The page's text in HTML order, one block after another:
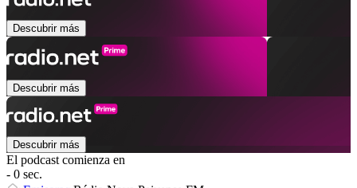
Descubrir más
Descubrir más
Descubrir más
El podcast comienza en
- 0 sec.